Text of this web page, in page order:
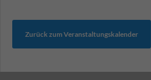
Zurück zum Veranstaltungskalender